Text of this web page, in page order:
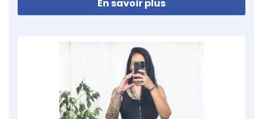
En savoir plus